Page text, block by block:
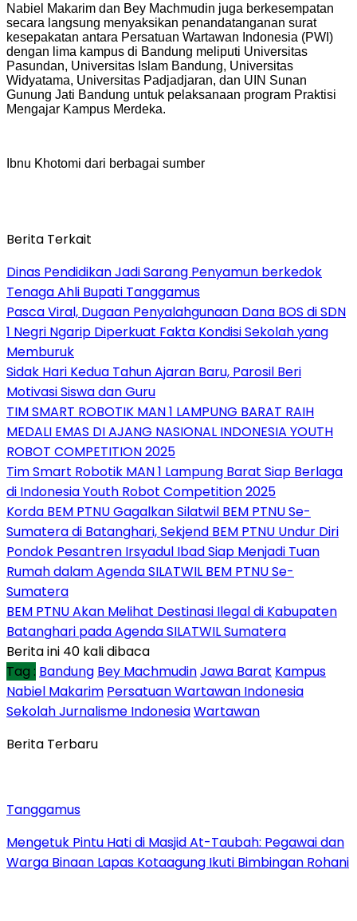
Nabiel Makarim dan Bey Machmudin juga berkesempatan
secara langsung menyaksikan penandatanganan surat
kesepakatan antara Persatuan Wartawan Indonesia (PWI)
dengan lima kampus di Bandung meliputi Universitas
Pasundan, Universitas Islam Bandung, Universitas
Widyatama, Universitas Padjadjaran, dan UIN Sunan
Gunung Jati Bandung untuk pelaksanaan program Praktisi
Mengajar Kampus Merdeka.
Ibnu Khotomi dari berbagai sumber
Berita Terkait
Dinas Pendidikan Jadi Sarang Penyamun berkedok
Tenaga Ahli Bupati Tanggamus
Pasca Viral, Dugaan Penyalahgunaan Dana BOS di SDN
1 Negri Ngarip Diperkuat Fakta Kondisi Sekolah yang
Memburuk
Sidak Hari Kedua Tahun Ajaran Baru, Parosil Beri
Motivasi Siswa dan Guru
TIM SMART ROBOTIK MAN 1 LAMPUNG BARAT RAIH
MEDALI EMAS DI AJANG NASIONAL INDONESIA YOUTH
ROBOT COMPETITION 2025
Tim Smart Robotik MAN 1 Lampung Barat Siap Berlaga
di Indonesia Youth Robot Competition 2025
Korda BEM PTNU Gagalkan Silatwil BEM PTNU Se-
Sumatera di Batanghari, Sekjend BEM PTNU Undur Diri
Pondok Pesantren Irsyadul Ibad Siap Menjadi Tuan
Rumah dalam Agenda SILATWIL BEM PTNU Se-
Sumatera
BEM PTNU Akan Melihat Destinasi Ilegal di Kabupaten
Batanghari pada Agenda SILATWIL Sumatera
Berita ini 40 kali dibaca
Tag : Bandung Bey MachmudinJawa Barat Kampus
Nabiel Makarim Persatuan Wartawan Indonesia
Sekolah Jurnalisme IndonesiaWartawan
Berita Terbaru
Tanggamus
Mengetuk Pintu Hati di Masjid At-Taubah: Pegawai dan
Warga Binaan Lapas Kotaagung Ikuti Bimbingan Rohani